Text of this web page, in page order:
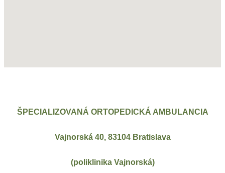
ŠPECIALIZOVANÁ ORTOPEDICKÁ AMBULANCIA
Vajnorská 40, 83104 Bratislava
(poliklinika Vajnorská)